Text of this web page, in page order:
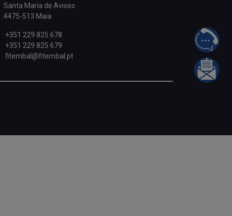
Santa Maria de Avioso
4475-513 Maia
+351 229 825 678
+351 229 825 679
fitembal@fitembal.pt
FALE